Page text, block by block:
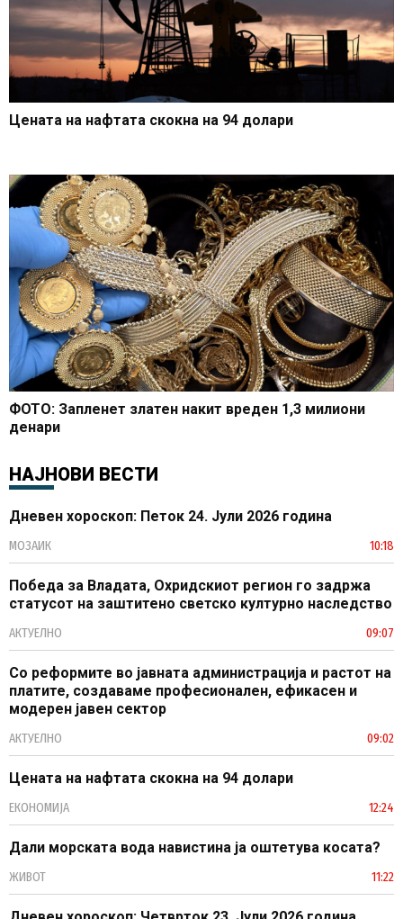
Цената на нафтата скокна на 94 долари
ФОТО: Запленет златен накит вреден 1,3 милиони
денари
НАЈНОВИ ВЕСТИ
Дневен хороскоп: Петок 24. Јули 2026 година
МОЗАИК 10:18
Победа за Владата, Охридскиот регион го задржа
статусот на заштитено светско културно наследство
АКТУЕЛНО 09:07
Со реформите во јавната администрација и растот на
платите, создаваме професионален, ефикасен и
модерен јавен сектор
АКТУЕЛНО 09:02
Цената на нафтата скокна на 94 долари
ЕКОНОМИЈА 12:24
Дали морската вода навистина ја оштетува косата?
ЖИВОТ 11:22